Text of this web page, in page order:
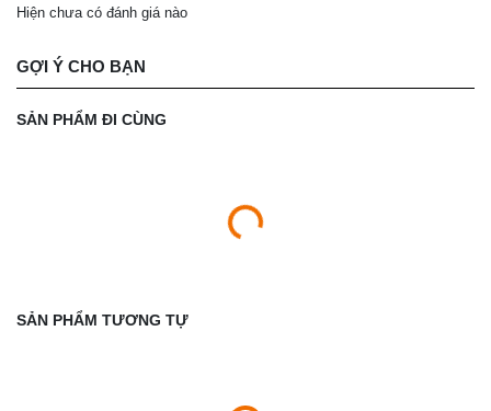
Hiện chưa có đánh giá nào
GỢI Ý CHO BẠN
SẢN PHẨM ĐI CÙNG
SẢN PHẨM TƯƠNG TỰ